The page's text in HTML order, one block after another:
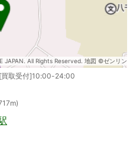
JAPAN. All Rights Reserved. 地図 ©ゼンリン
取受付]10:00-24:00